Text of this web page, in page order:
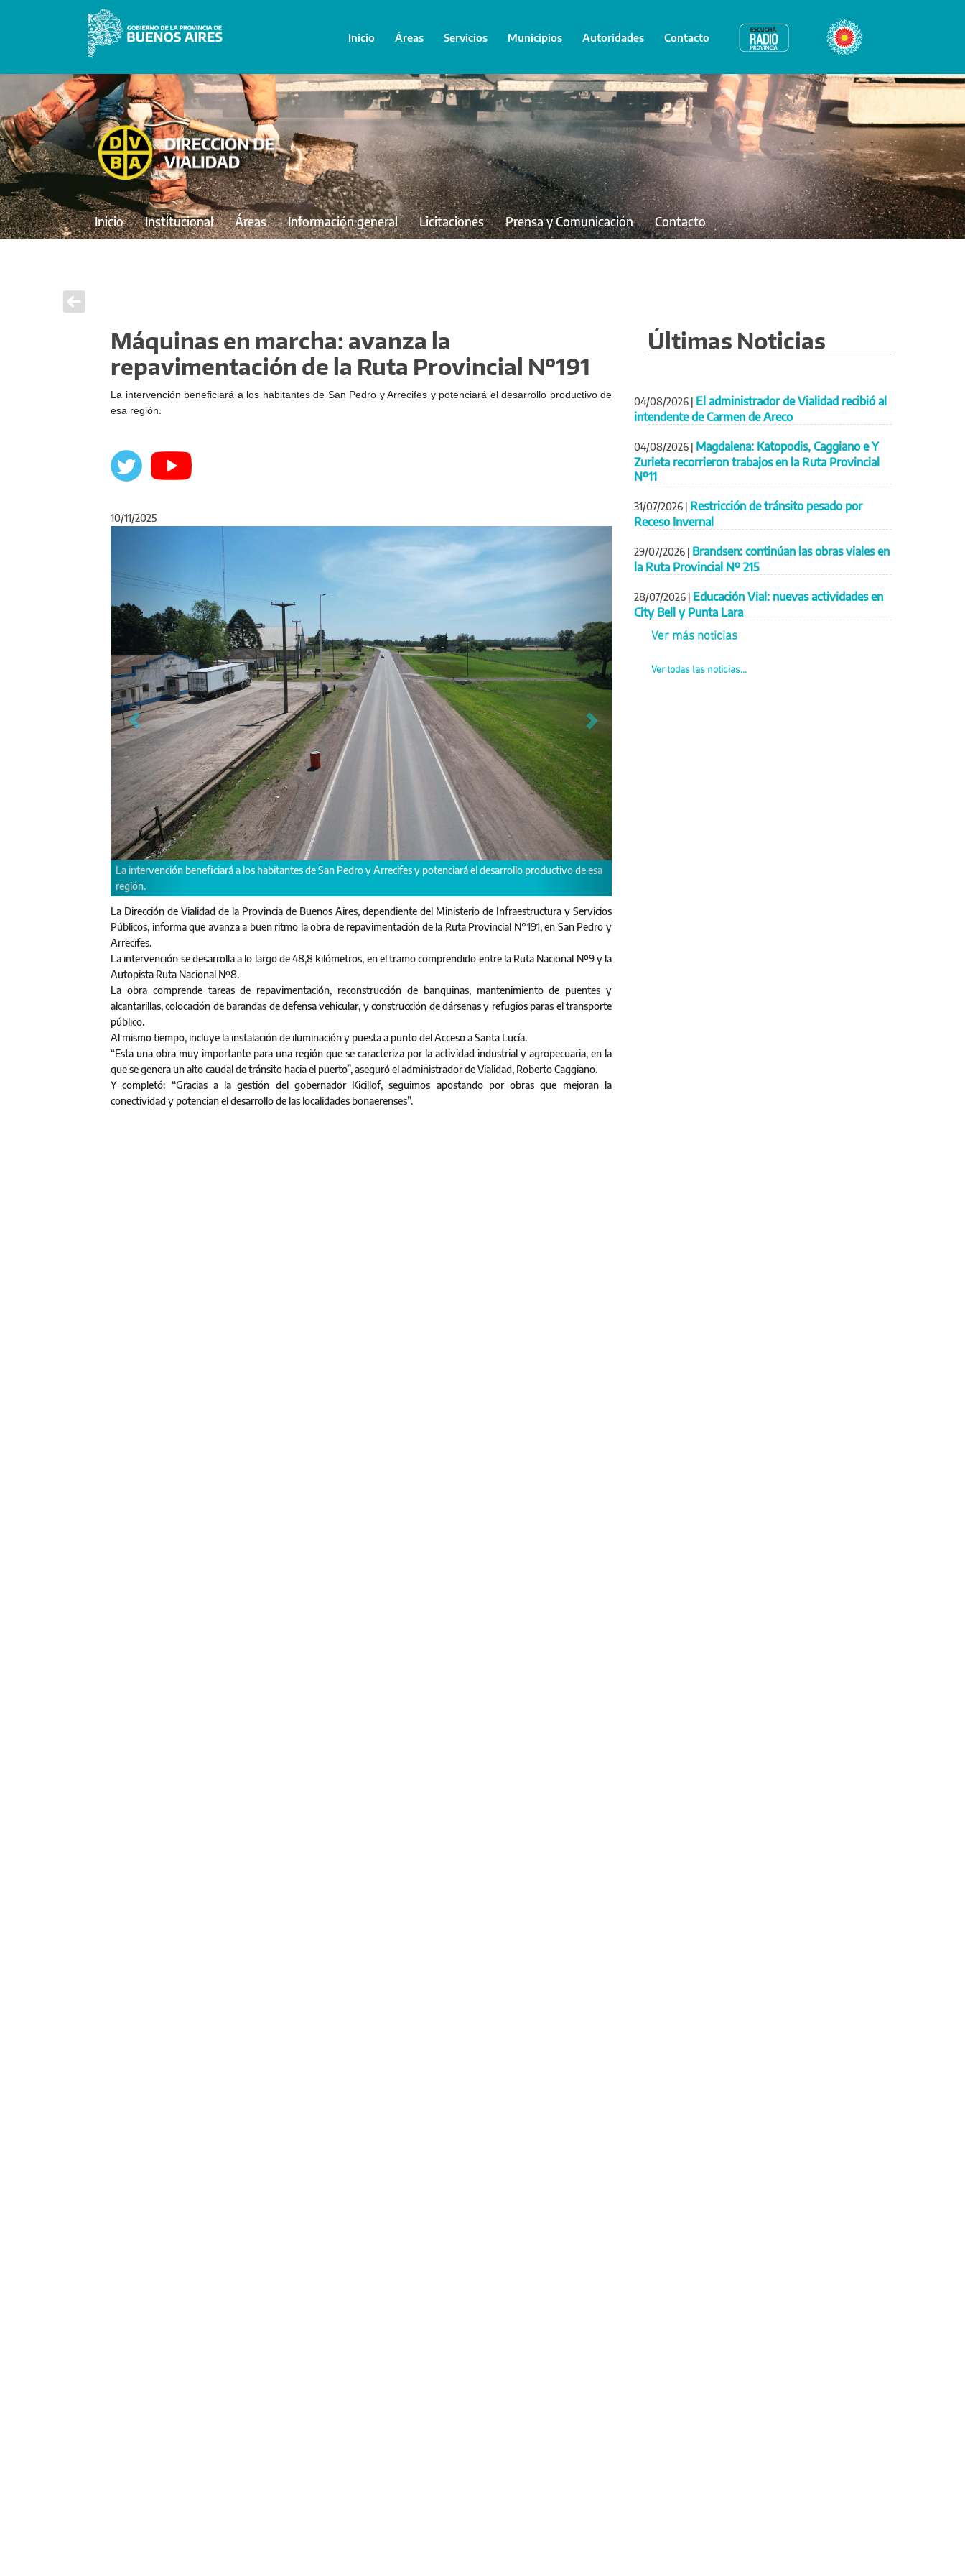
Inicio Áreas Servicios Municipios Autoridades Contacto Radio Provincia Bicentenario
Inicio Institucional Áreas Información general Licitaciones Prensa y Comunicación Contacto
Máquinas en marcha: avanza la
repavimentación de la Ruta Provincial Nº191
La intervención beneficiará a los habitantes de San Pedro y Arrecifes y potenciará el desarrollo productivo de
esa región.
10/11/2025
y potenciará el desarrollo productivo de esa Incluye la instalación de iluminación y puesta a punto del Acceso a Santa Lucía.
La Dirección de Vialidad de la Provincia de Buenos Aires, dependiente del Ministerio de Infraestructura y Servicios
Públicos, informa que avanza a buen ritmo la obra de repavimentación de la Ruta Provincial N°191, en San Pedro y
Arrecifes.
La intervención se desarrolla a lo largo de 48,8 kilómetros, en el tramo comprendido entre la Ruta Nacional Nº9 y la
Autopista Ruta Nacional Nº8.
La obra comprende tareas de repavimentación, reconstrucción de banquinas, mantenimiento de puentes y
alcantarillas, colocación de barandas de defensa vehicular, y construcción de dársenas y refugios paras el transporte
público.
Al mismo tiempo, incluye la instalación de iluminación y puesta a punto del Acceso a Santa Lucía.
“Esta una obra muy importante para una región que se caracteriza por la actividad industrial y agropecuaria, en la
que se genera un alto caudal de tránsito hacia el puerto”, aseguró el administrador de Vialidad, Roberto Caggiano.
Y completó: “Gracias a la gestión del gobernador Kicillof, seguimos apostando por obras que mejoran la
conectividad y potencian el desarrollo de las localidades bonaerenses”.
Últimas Noticias
04/08/2026 | El administrador de Vialidad recibió al
intendente de Carmen de Areco
04/08/2026 | Magdalena: Katopodis, Caggiano e Y
Zurieta recorrieron trabajos en la Ruta Provincial
Nº11
31/07/2026 | Restricción de tránsito pesado por
Receso Invernal
29/07/2026 | Brandsen: continúan las obras viales en
la Ruta Provincial Nº 215
28/07/2026 | Educación Vial: nuevas actividades en
City Bell y Punta Lara
Ver más noticias
Ver todas las noticias...